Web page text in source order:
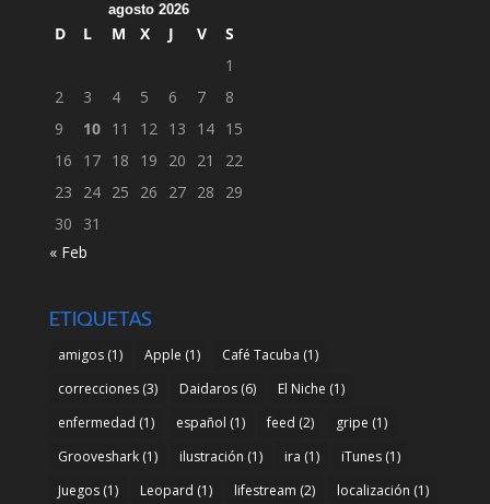
agosto 2026
D L M X J V
S
1
2
3 4 5 6 7
8
9
10 11 12 13 14 15
16
17 18 19 20 21
22
23
24 25 26 27 28
29
30
31
« Feb
ETIQUETAS
amigos(1) Apple (1) Café Tacuba (1)
correcciones(3) Daidaros(6) El Niche (1)
enfermedad (1) español (1) feed (2) gripe (1)
Grooveshark(1) ilustración (1) ira (1) iTunes(1)
Juegos(1) Leopard (1) lifestream (2) localización (1)